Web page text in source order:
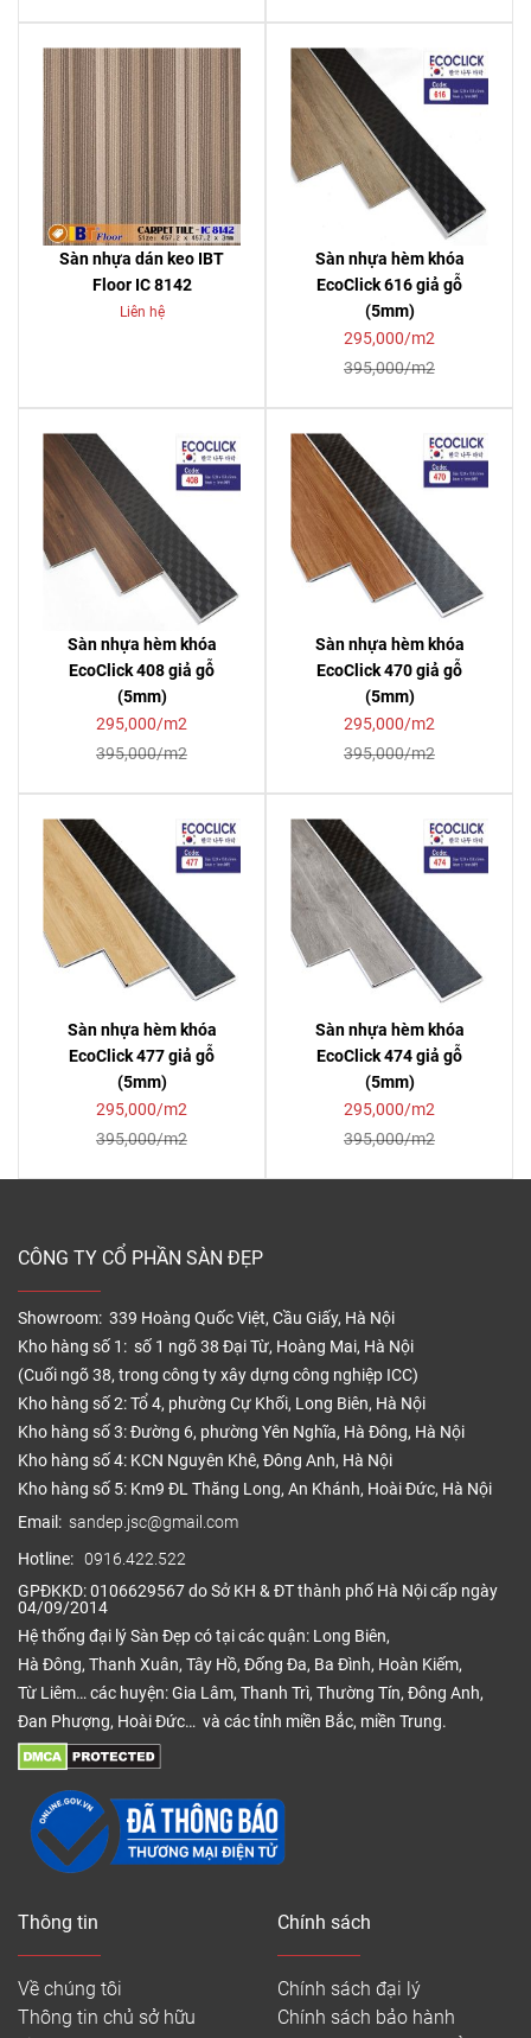
Sàn nhựa dán keo IBT
Floor IC 8142
Liên hệ
Sàn nhựa hèm khóa
EcoClick 616 giả gỗ
(5mm)
295,000/m2
395,000/m2
Sàn nhựa hèm khóa
EcoClick 408 giả gỗ
(5mm)
295,000/m2
395,000/m2
Sàn nhựa hèm khóa
EcoClick 470 giả gỗ
(5mm)
295,000/m2
395,000/m2
Sàn nhựa hèm khóa
EcoClick 477 giả gỗ
(5mm)
295,000/m2
395,000/m2
Sàn nhựa hèm khóa
EcoClick 474 giả gỗ
(5mm)
295,000/m2
395,000/m2
CÔNG TY CỔ PHẦN SÀN ĐẸP
Showroom: 339 Hoàng Quốc Việt, Cầu Giấy, Hà Nội
Kho hàng số 1: số 1 ngõ 38 Đại Từ, Hoàng Mai, Hà Nội
(Cuối ngõ 38, trong công ty xây dựng công nghiệp ICC)
Kho hàng số 2: Tổ 4, phường Cự Khối, Long Biên, Hà Nội
Kho hàng số 3: Đường 6, phường Yên Nghĩa, Hà Đông, Hà Nội
Kho hàng số 4: KCN Nguyên Khê, Đông Anh, Hà Nội
Kho hàng số 5: Km9 ĐL Thăng Long, An Khánh, Hoài Đức, Hà Nội
Email: sandep.jsc@gmail.com
Hotline: 0916.422.522
GPĐKKD: 0106629567 do Sở KH & ĐT thành phố Hà Nội cấp ngày
04/09/2014
Hệ thống đại lý Sàn Đẹp có tại các quận: Long Biên,
Hà Đông, Thanh Xuân, Tây Hồ, Đống Đa, Ba Đình, Hoàn Kiếm,
Từ Liêm… các huyện: Gia Lâm, Thanh Trì, Thường Tín, Đông Anh,
Đan Phượng, Hoài Đức… và các tỉnh miền Bắc, miền Trung.
Thông tin
Về chúng tôi
Thông tin chủ sở hữu
Chính sách
Chính sách đại lý
Chính sách bảo hành